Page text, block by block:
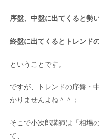
序盤、中盤に出てくると勢
終盤に出てくるとトレンド
ということです。
ですが、トレンドの序盤・
かりませんよね＾＾；
そこで小次郎講師は「相場
て、